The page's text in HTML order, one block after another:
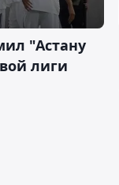
"Астану
лиги